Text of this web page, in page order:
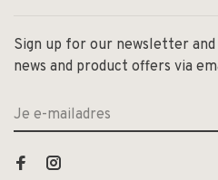
Sign up for our newsletter
news and product offers via